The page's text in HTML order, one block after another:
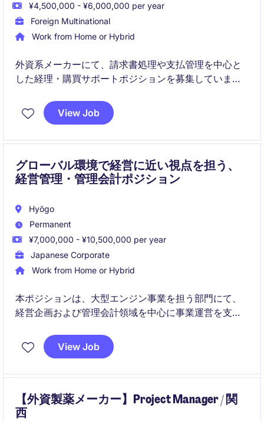
¥4,500,000 - ¥6,000,000 per year
Foreign Multinational
Work from Home or Hybrid
外資系メーカーにて、請求書処理や支払管理を中心と
した経理・購買サポートポジションを募集していま
グローバル環境で働きたい方におすすめの求人です。
View Job
グローバル環境で経営に近い視点を担う、
経営管理・管理会計ポジション
Hyōgo
Permanent
¥7,000,000 - ¥10,500,000 per year
Japanese Corporate
Work from Home or Hybrid
本ポジションは、大型エンジン事業を担う部門にて、
経営企画および管理会計領域を中心に事業運営を支え
戦略立案から業績管理まで幅広く関与し、将来的には
グループ内での多様なキャリア形成も視野に入る環境
View Job
【外資製薬メーカー】Project Manager / 関
西